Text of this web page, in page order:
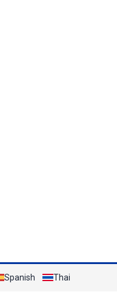
Spanish Thai